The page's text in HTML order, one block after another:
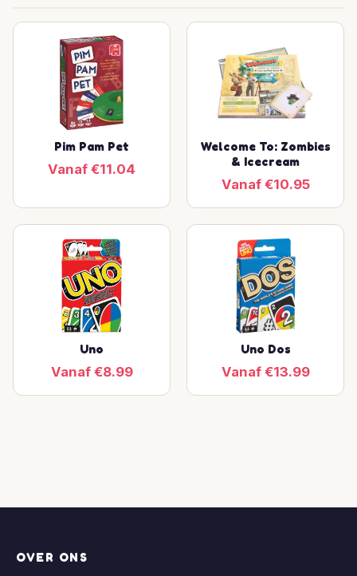
Pim Pam Pet
Vanaf €11.04
Welcome To: Zombies
& Icecream
Vanaf €10.95
Uno
Vanaf €8.99
Uno Dos
Vanaf €13.99
OVER ONS